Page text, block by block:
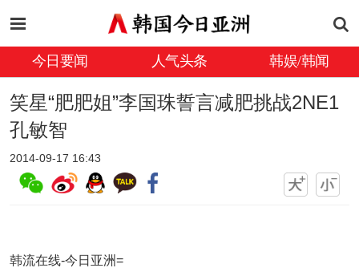
今日要闻 人气头条 韩娱/韩闻
笑星“肥肥姐”李国珠誓言减肥挑战2NE1
孔敏智
2014-09-17 16:43
韩流在线-今日亚洲=